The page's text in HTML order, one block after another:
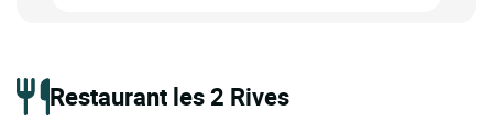
Restaurant les 2 Rives